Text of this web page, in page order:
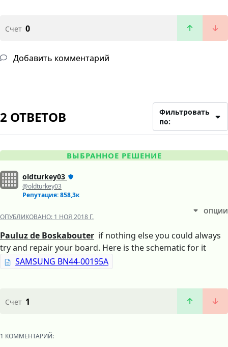
Счет 0
Добавить комментарий
2 ОТВЕТОВ
Фильтровать
по:
ВЫБРАННОЕ РЕШЕНИЕ
oldturkey03
@oldturkey03
Репутация: 858,3к
ОПУБЛИКОВАНО: 1 НОЯ 2018 Г.
ОПЦИИ
Pauluz de Boskabouter if nothing else you could always
try and repair your board. Here is the schematic for it
SAMSUNG BN44-00195A
Счет 1
1 КОММЕНТАРИЙ: